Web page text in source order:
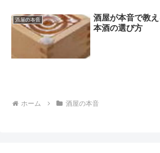
酒屋の本音
酒屋が本音で教
本酒の選び方
ホーム 酒屋の本音